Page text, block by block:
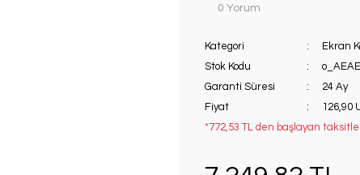
0 Yorum
Kategori
Ekran
Stok Kodu
Garanti Süresi
24 Ay
Fiyat
126,90
*772,53 TL den başlayan